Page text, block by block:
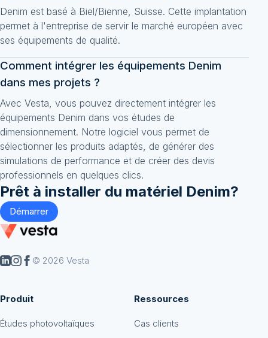
Denim est basé à Biel/Bienne, Suisse. Cette implantation
permet à l'entreprise de servir le marché européen avec
ses équipements de qualité.
Comment intégrer les équipements Denim
dans mes projets ?
Avec Vesta, vous pouvez directement intégrer les
équipements Denim dans vos études de
dimensionnement. Notre logiciel vous permet de
sélectionner les produits adaptés, de générer des
simulations de performance et de créer des devis
professionnels en quelques clics.
Prêt à installer du matériel Denim?
Démarrer
© 2026 Vesta
Produit
Études photovoltaïques
Ressources
Cas clients